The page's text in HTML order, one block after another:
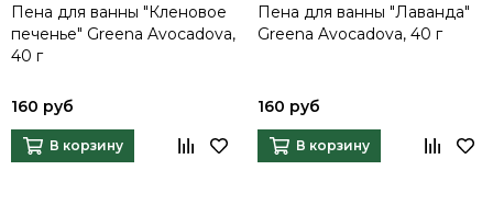
Пена для ванны "Кленовое
печенье" Greena Avocadova,
40 г
160 руб
В корзину
Пена для ванны "Лаванда"
Greena Avocadova, 40 г
160 руб
В корзину